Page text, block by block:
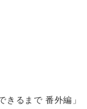
きるまで 番外編」